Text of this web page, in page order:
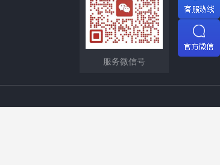
服务微信号